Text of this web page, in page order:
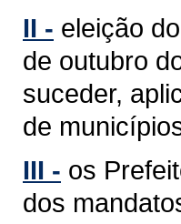
II - eleição
de outubro
suceder,
de
III - os
dos